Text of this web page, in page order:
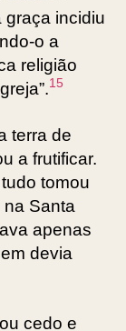
graça incidiu
o a
religião
15
terra de
a frutificar.
tomou
Santa
apenas
devia
cedo e